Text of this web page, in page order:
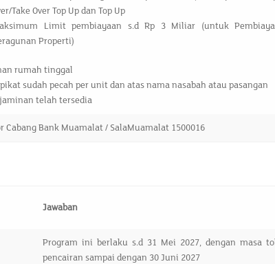
Take Over Top Up dan Top Up
Limit pembiayaan s.d Rp 3 Miliar (untuk
Properti)
rumah tinggal
sudah pecah per unit dan atas nama nasabah atau pasangan
jaminan telah tersedia
Cabang Bank Muamalat / SalaMuamalat 1500016
Jawaban
Program ini berlaku s.d 31 Mei 2027, dengan masa
pencairan sampai dengan 30 Juni 2027